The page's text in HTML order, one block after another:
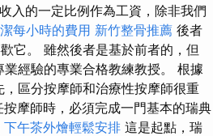
入的一定比例作為工資，除非我們
每小時的費用 新竹整骨推薦 後者
它。 雖然後者是基於前者的，但
經驗的專業合格教練教授。 根據
區分按摩師和治療性按摩師很重
摩師時，必須完成一門基本的瑞典
下午茶外燴輕鬆安排 這是起點，瑞